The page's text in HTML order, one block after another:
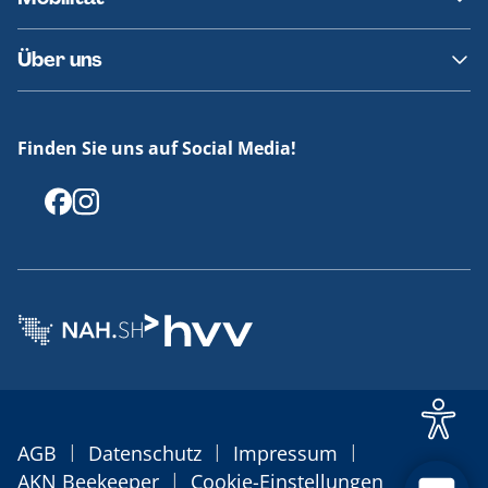
Fundsachen
Häufige Fragen
Barrierefreies Reisen
Erklärung Barrierefreiheit
Über uns
Offenlegungen
Finden Sie uns auf Social Media!
AGB | Datenschutz | Impressum |
AKN Beekeeper | Cookie-Einstellungen